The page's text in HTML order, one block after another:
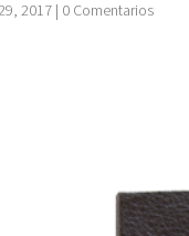
2017 | 0 Comentarios